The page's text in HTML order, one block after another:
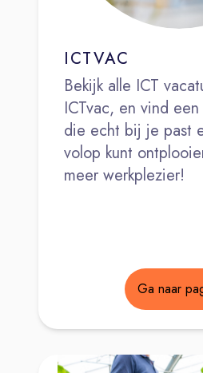
ICTVAC
Bekijk alle ICT
ICTvac, en vind
die echt bij je past
volop kunt
meer werkplezier!
Ga naar